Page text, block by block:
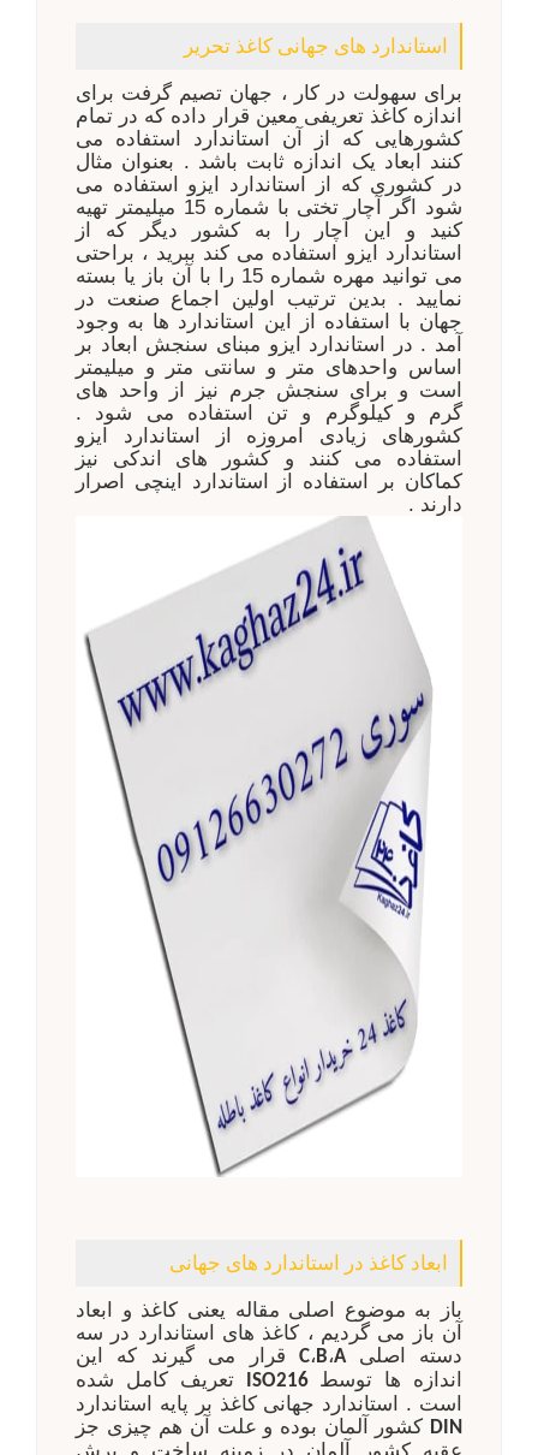
استاندارد های جهانی کاغذ تحریر
برای سهولت در کار ، جهان تصیم گرفت برای
اندازه کاغذ تعریفی معین قرار داده که در تمام
کشورهایی که از آن استاندارد استفاده می
کنند ابعاد یک اندازه ثابت باشد . بعنوان مثال
در کشوری که از استاندارد ایزو استفاده می
شود اگر آچار تختی با شماره 15 میلیمتر تهیه
کنید و این آچار را به کشور دیگر که از
استاندارد ایزو استفاده می کند ببرید ، براحتی
می توانید مهره شماره 15 را با آن باز یا بسته
نمایید . بدین ترتیب اولین اجماع صنعت در
جهان با استفاده از این استاندارد ها به وجود
آمد . در استاندارد ایزو مبنای سنجش ابعاد بر
اساس واحدهای متر و سانتی متر و میلیمتر
است و برای سنجش جرم نیز از واحد های
گرم و کیلوگرم و تن استفاده می شود .
کشورهای زیادی امروزه از استاندارد ایزو
استفاده می کنند و کشور های اندکی نیز
کماکان بر استفاده از استاندارد اینچی اصرار
دارند .
ابعاد کاغذ در استاندارد های جهانی
باز به موضوع اصلی مقاله یعنی کاغذ و ابعاد
آن باز می گردیم ، کاغذ های استاندارد در سه
دسته اصلی A،B ،Cقرار می گیرند که این
اندازه ها توسطISO216
تعریف کامل شده
است . استاندارد جهانی کاغذ بر پایه استاندارد
DIN کشور آلمان بوده و علت آن هم چیزی جز
عقبه کشور آلمان در زمینه ساخت و برش